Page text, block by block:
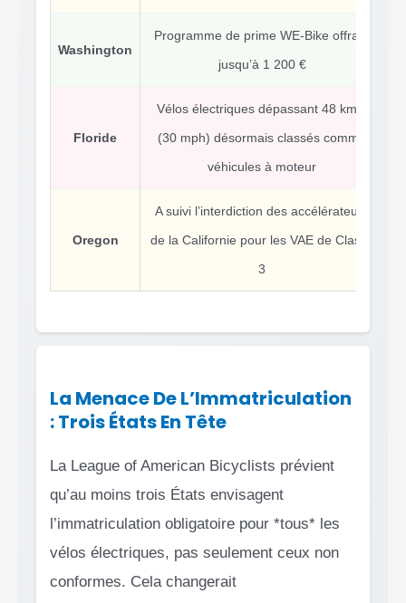
Washington
Programme de prime WE-Bike offrant
jusqu’à 1 200 €
Floride
Vélos électriques dépassant 48 km/h
(30 mph) désormais classés comme
véhicules à moteur
Oregon
A suivi l’interdiction des accélérateurs
de la Californie pour les VAE de Classe
3
La Menace De L’Immatriculation
: Trois États En Tête
La League of American Bicyclists prévient
qu’au moins trois États envisagent
l’immatriculation obligatoire pour *tous* les
vélos électriques, pas seulement ceux non
conformes. Cela changerait